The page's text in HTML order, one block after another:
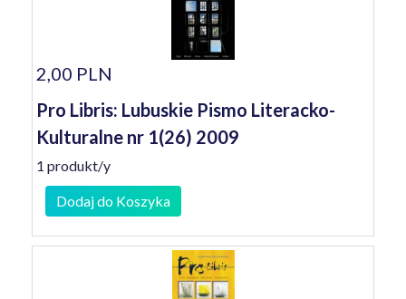
2,00 PLN
Pro Libris: Lubuskie Pismo Literacko-
Kulturalne nr 1(26) 2009
1 produkt/y
Dodaj do Koszyka